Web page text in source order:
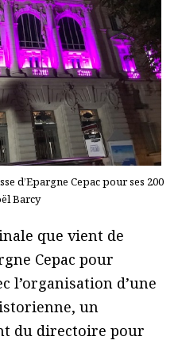
d’Epargne Cepac pour ses 200
Barcy
que vient de
Cepac pour
l’organisation d’une
un
du directoire pour